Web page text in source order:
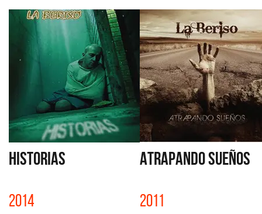
HISTORIAS
2014
ATRAPANDO SUEÑOS
2011